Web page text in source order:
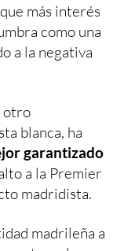
más interés
como una
a la negativa
otro
blanca, ha
garantizado
a la Premier
madridista.
madrileña a